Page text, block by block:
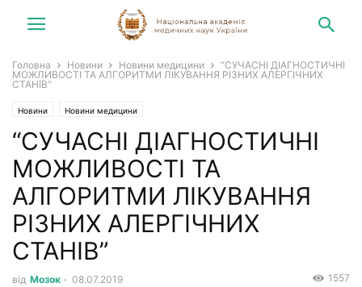
Головна Новини Новини медицини
“СУЧАСНІ ДІАГНОСТИЧНІ
МОЖЛИВОСТІ ТА АЛГОРИТМИ ЛІКУВАННЯ РІЗНИХ АЛЕРГІЧНИХ
СТАНІВ”
Новини Новини медицини
“СУЧАСНІ ДІАГНОСТИЧНІ
МОЖЛИВОСТІ ТА
АЛГОРИТМИ ЛІКУВАННЯ
РІЗНИХ АЛЕРГІЧНИХ
СТАНІВ”
від Мозок - 08.07.2019 1557